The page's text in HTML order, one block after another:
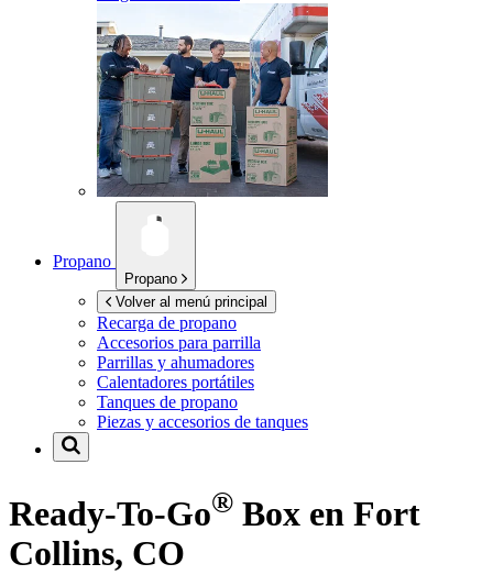
Propano
Propano
Volver al menú principal
Recarga de propano
Accesorios para parrilla
Parrillas y ahumadores
Calentadores portátiles
Tanques de propano
Piezas y accesorios de tanques
Ready-To-Go® Box en Fort
Collins, CO